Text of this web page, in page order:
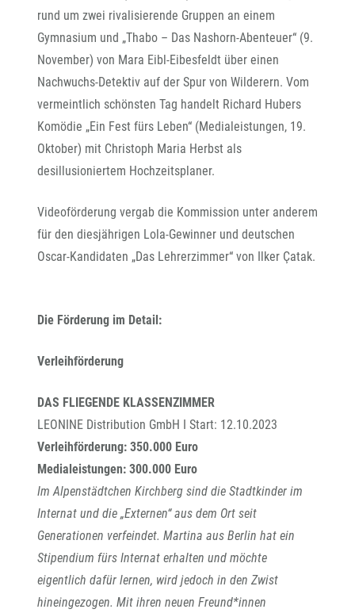
rund um zwei rivalisierende Gruppen an einem
Gymnasium und „Thabo – Das Nashorn-Abenteuer“ (9.
November) von Mara Eibl-Eibesfeldt über einen
Nachwuchs-Detektiv auf der Spur von Wilderern. Vom
vermeintlich schönsten Tag handelt Richard Hubers
Komödie „Ein Fest fürs Leben“ (Medialeistungen, 19.
Oktober) mit Christoph Maria Herbst als
desillusioniertem Hochzeitsplaner.
Videoförderung vergab die Kommission unter anderem
für den diesjährigen Lola-Gewinner und deutschen
Oscar-Kandidaten „Das Lehrerzimmer“ von Ilker Çatak.
Die Förderung im Detail:
Verleihförderung
DAS FLIEGENDE KLASSENZIMMER
LEONINE Distribution GmbH I Start: 12.10.2023
Verleihförderung: 350.000 Euro
Medialeistungen: 300.000 Euro
Im Alpenstädtchen Kirchberg sind die Stadtkinder im
Internat und die „Externen“ aus dem Ort seit
Generationen verfeindet. Martina aus Berlin hat ein
Stipendium fürs Internat erhalten und möchte
eigentlich dafür lernen, wird jedoch in den Zwist
hineingezogen. Mit ihren neuen Freund*innen